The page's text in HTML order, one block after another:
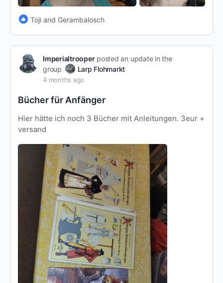
Toji and Gerambalosch
Imperialtrooperposted an update in the
group
Larp Flohmarkt
4 months ago
Bücher für Anfänger
Hier hätte ich noch 3 Bücher mit Anleitungen. 3eur +
versand